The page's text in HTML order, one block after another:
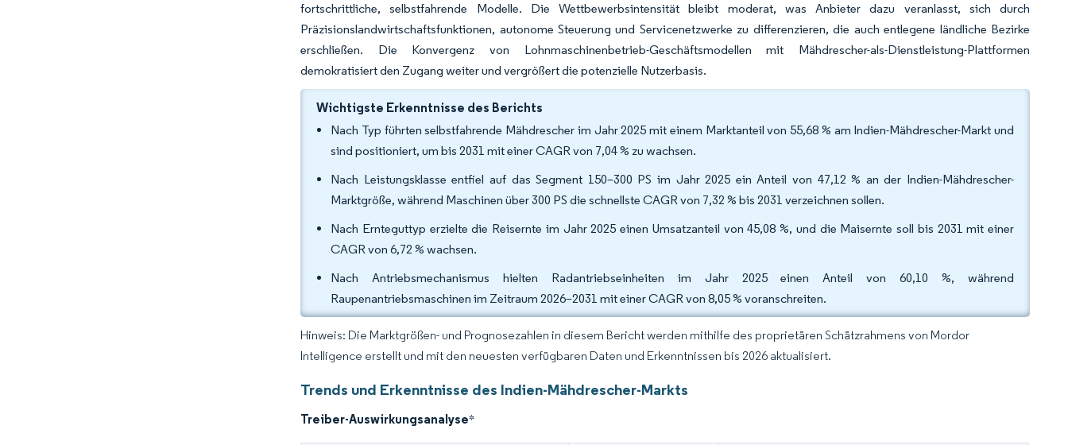
fortschrittliche, selbstfahrende Modelle. Die Wettbewerbsintensität bleibt moderat, was Anbieter dazu veranlasst, sich durch
Präzisionslandwirtschaftsfunktionen, autonome Steuerung und Servicenetzwerke zu differenzieren, die auch entlegene ländliche Bezirke
erschließen. Die Konvergenz von Lohnmaschinenbetrieb-Geschäftsmodellen mit Mähdrescher-als-Dienstleistung-Plattformen
demokratisiert den Zugang weiter und vergrößert die potenzielle Nutzerbasis.
Wichtigste Erkenntnisse des Berichts
Nach Typ führten selbstfahrende Mähdrescher im Jahr 2025 mit einem Marktanteil von 55,68 % am Indien-Mähdrescher-Markt und
sind positioniert, um bis 2031 mit einer CAGR von 7,04 % zu wachsen.
Nach Leistungsklasse entfiel auf das Segment 150–300 PS im Jahr 2025 ein Anteil von 47,12 % an der Indien-Mähdrescher-
Marktgröße, während Maschinen über 300 PS die schnellste CAGR von 7,32 % bis 2031 verzeichnen sollen.
Nach Ernteguttyp erzielte die Reisernte im Jahr 2025 einen Umsatzanteil von 45,08 %, und die Maisernte soll bis 2031 mit einer
CAGR von 6,72 % wachsen.
Nach Antriebsmechanismus hielten Radantriebseinheiten im Jahr 2025 einen Anteil von 60,10 %, während
Raupenantriebsmaschinen im Zeitraum 2026–2031 mit einer CAGR von 8,05 % voranschreiten.
Hinweis: Die Marktgrößen- und Prognosezahlen in diesem Bericht werden mithilfe des proprietären Schätzrahmens von Mordor
Intelligence erstellt und mit den neuesten verfügbaren Daten und Erkenntnissen bis 2026 aktualisiert.
Trends und Erkenntnisse des Indien-Mähdrescher-Markts
Treiber-Auswirkungsanalyse*